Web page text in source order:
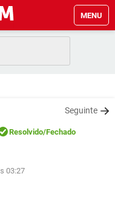
MENU
Seguinte
Resolvido/Fechado
03:27